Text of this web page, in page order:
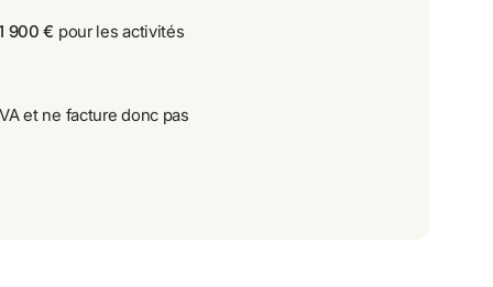
900 € pour les activités
et ne facture donc pas